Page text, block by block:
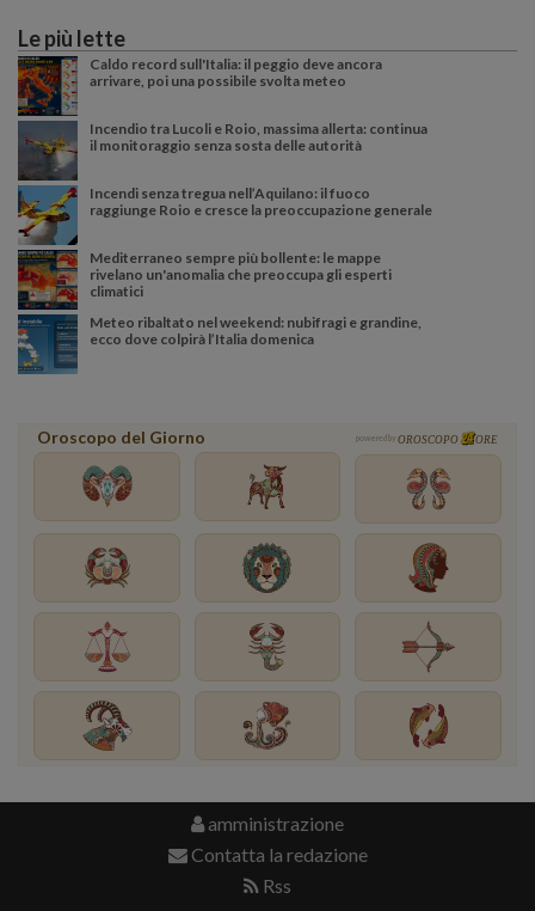
Le più lette
Caldo record sull'Italia: il peggio deve ancora
arrivare, poi una possibile svolta meteo
Incendio tra Lucoli e Roio, massima allerta: continua
il monitoraggio senza sosta delle autorità
Incendi senza tregua nell’Aquilano: il fuoco
raggiunge Roio e cresce la preoccupazione generale
Mediterraneo sempre più bollente: le mappe
rivelano un'anomalia che preoccupa gli esperti
climatici
Meteo ribaltato nel weekend: nubifragi e grandine,
ecco dove colpirà l’Italia domenica
Oroscopo del Giorno powered by OROSCOPO ORE
amministrazione
Contatta la redazione
Rss